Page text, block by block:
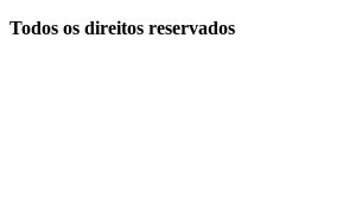
Todos os direitos reservados